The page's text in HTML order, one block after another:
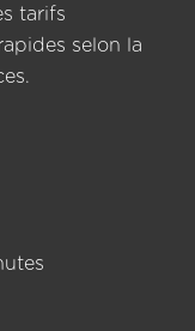
tarifs
selon la